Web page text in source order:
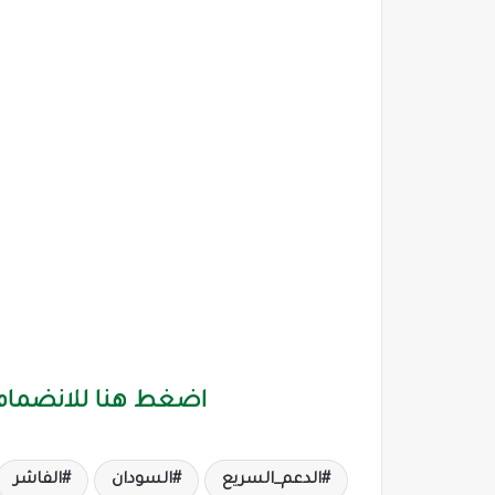
اضغط هنا
الدعم_السريع السودان الفاشر